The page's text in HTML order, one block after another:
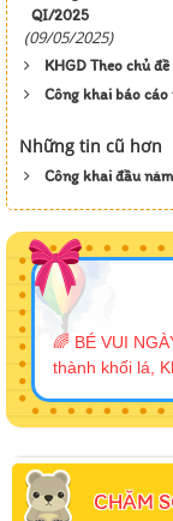
QI/2025
(09/05/2025)
KHGD Theo chủ
Công khai báo
Những tin cũ hơn
Công khai đầu
🌈 BÉ VUI
thành khối lá,
CHĂM